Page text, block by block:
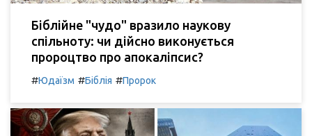
Біблійне "чудо" вразило наукову
спільноту: чи дійсно виконується
пророцтво про апокаліпсис?
#Юдаїзм #Біблія #Пророк